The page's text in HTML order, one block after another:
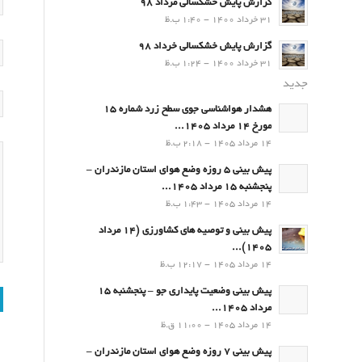
گزارش پایش خشکسالی مرداد 98
31 خرداد 1400 - 1:40 ب.ظ
گزارش پایش خشکسالی خرداد 98
31 خرداد 1400 - 1:24 ب.ظ
جدید
هشدار هواشناسی جوی سطح زرد شماره 15
مورخ 14 مرداد 1405...
14 مرداد 1405 - 2:18 ب.ظ
پیش بینی 5 روزه وضع هوای استان مازندران –
پنجشنبه 15 مرداد 1405...
14 مرداد 1405 - 1:43 ب.ظ
پیش بینی و توصیه های کشاورزی (14 مرداد
۱۴۰۵)...
14 مرداد 1405 - 12:17 ب.ظ
پیش بینی وضعیت پایداری جو – پنجشنبه 15
مرداد 1405...
14 مرداد 1405 - 11:00 ق.ظ
پیش بینی 7 روزه وضع هوای استان مازندران –